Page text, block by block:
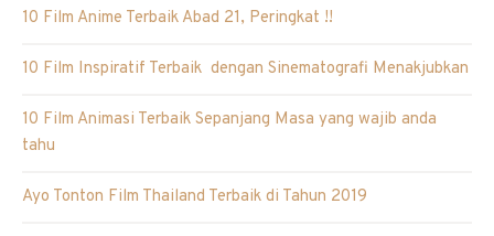
10 Film Anime Terbaik Abad 21, Peringkat !!
10 Film Inspiratif Terbaik dengan Sinematografi Menakjubkan
10 Film Animasi Terbaik Sepanjang Masa yang wajib anda
tahu
Ayo Tonton Film Thailand Terbaik di Tahun 2019